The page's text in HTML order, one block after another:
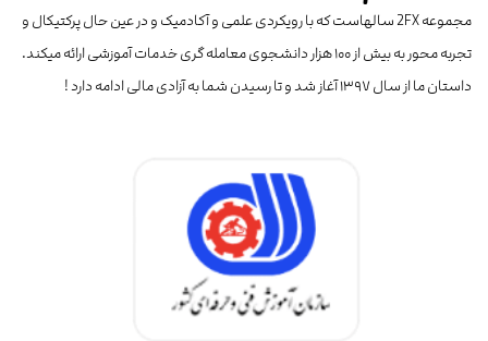
مجموعه 2FX سالهاست که با رویکردی علمی و آکادمیک و در عین حال پرکتیکال و
تجربه محور به بیش از ۱۰۰ هزار دانشجوی معامله گری خدمات آموزشی ارائه میکند.
داستان ما از سال ۱۳۹۷ آغاز شد و تا رسیدن شما به آزادی مالی ادامه دارد !